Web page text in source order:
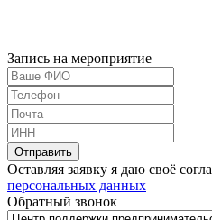
Запись на мероприятие
Оставляя заявку я даю своё
персональных данных
Обратный звонок